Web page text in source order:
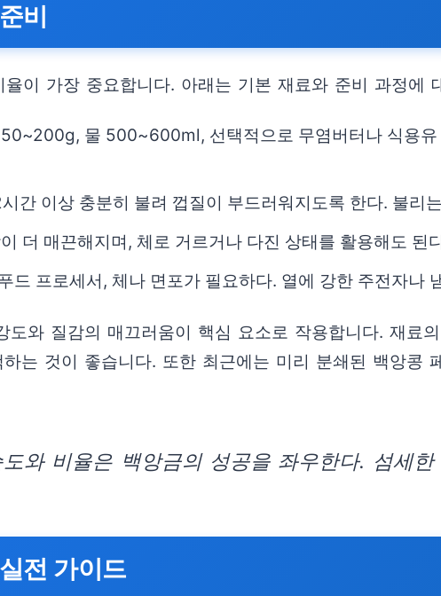
비
이 가장 중요합니다. 아래는 기본 재료와 준비 과정에
물 500~600ml, 선택적으로 무염버터나 식용
간 이상 충분히 불려 껍질이 부드러워지도록 한다. 불리
더 매끈해지며, 체로 거르거나 다진 상태를 활용해도 된
드 프로세서, 체나 면포가 필요하다. 열에 강한 주전자나
와 질감의 매끄러움이 핵심 요소로 작용합니다. 재료
는 것이 좋습니다. 또한 최근에는 미리 분쇄된 백앙콩
와 비율은 백앙금의 성공을 좌우한다. 섬세
전 가이드